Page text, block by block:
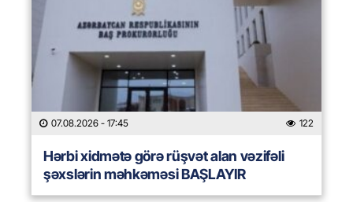
07.08.2026 - 17:45 122
Hərbi xidmətə görə rüşvət alan vəzifəli
şəxslərin məhkəməsi BAŞLAYIR